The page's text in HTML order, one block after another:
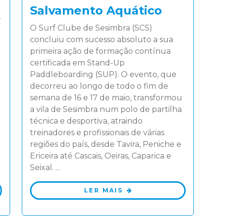
Salvamento Aquático
O Surf Clube de Sesimbra (SCS)
concluiu com sucesso absoluto a sua
primeira ação de formação contínua
certificada em Stand-Up
Paddleboarding (SUP). O evento, que
decorreu ao longo de todo o fim de
semana de 16 e 17 de maio, transformou
a vila de Sesimbra num polo de partilha
técnica e desportiva, atraindo
treinadores e profissionais de várias
regiões do país, desde Tavira, Peniche e
Ericeira até Cascais, Oeiras, Caparica e
Seixal. ...
LER MAIS